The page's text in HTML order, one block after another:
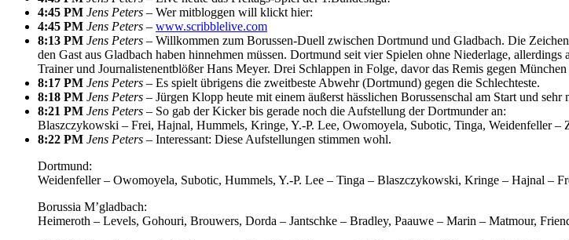
4:45 PM Jens Peters – Wer mitbloggen will klickt hier:
4:45 PM Jens Peters – www.scribblelive.com
8:13 PM Jens Peters – Willkommen zum Borussen-Duell zwischen Dortmund und Gladbach. Die
den Gast aus Gladbach haben hinnehmen müssen. Dortmund seit vier Spielen ohne Niederlage,
Trainer und Journalistenentblößer Hans Meyer. Drei Schlappen in Folge, davor das Remis gegen
8:17 PM Jens Peters – Es spielt übrigens die zweitbeste Abwehr (Dortmund) gegen die Schlechteste.
8:18 PM Jens Peters – Jürgen Klopp heute mit einem äußerst hässlichen Borussenschal am Start und
8:21 PM Jens Peters – So gab der Kicker bis gerade noch die Aufstellung der Dortmunder an:
Blaszczykowski – Frei, Hajnal, Hummels, Kringe, Y.-P. Lee, Owomoyela, Subotic, Tinga, Weidenfeller –
8:22 PM Jens Peters – Interessant: Diese Aufstellungen stimmen wohl.
Dortmund:
Weidenfeller – Owomoyela, Subotic, Hummels, Y.-P. Lee – Tinga – Blaszczykowski, Kringe – Hajnal –
Borussia M’gladbach:
Heimeroth – Levels, Gohouri, Brouwers, Dorda – Jantschke – Bradley, Paauwe – Marin – Matmour,